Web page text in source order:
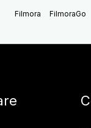
Filmora FilmoraGo